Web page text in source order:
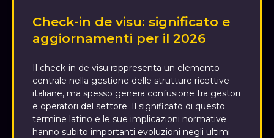
Check-in de visu: significato e
aggiornamenti per il 2026
Il check-in de visu rappresenta un elemento
centrale nella gestione delle strutture ricettive
italiane, ma spesso genera confusione tra gestori
e operatori del settore. Il significato di questo
termine latino e le sue implicazioni normative
hanno subito importanti evoluzioni negli ultimi